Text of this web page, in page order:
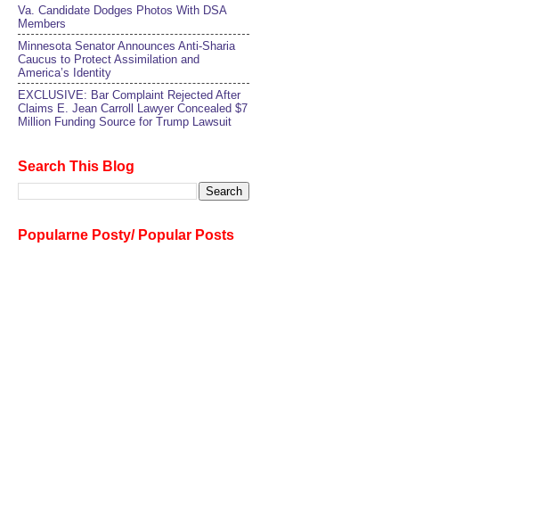
Va. Candidate Dodges Photos With DSA
Members
Minnesota Senator Announces Anti-Sharia
Caucus to Protect Assimilation and
America’s Identity
EXCLUSIVE: Bar Complaint Rejected After
Claims E. Jean Carroll Lawyer Concealed $7
Million Funding Source for Trump Lawsuit
Search This Blog
Popularne Posty/ Popular Posts